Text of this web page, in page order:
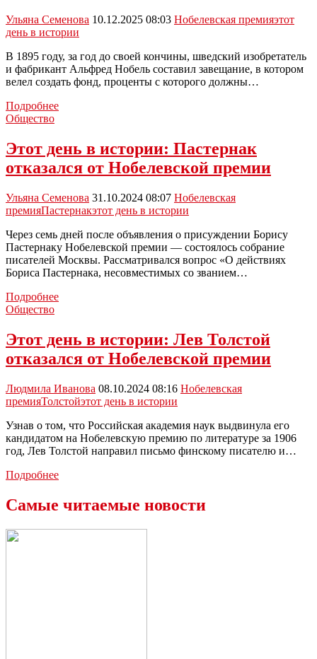
Ульяна Семенова 10.12.2025 08:03 Нобелевская премияэтот
день в истории
В 1895 году, за год до своей кончины, шведский изобретатель
и фабрикант Альфред Нобель составил завещание, в котором
велел создать фонд, проценты с которого должны…
ПодробнееЭтот
Первая
церемония
Нобелевских
премий
Общество
Этот день в истории: Пастернак
отказался от Нобелевской премии
Ульяна Семенова 31.10.2024 08:07 Нобелевская
премияПастернакэтот день в истории
Через семь дней после объявления о присуждении Борису
Пастернаку Нобелевской премии — состоялось собрание
писателей Москвы. Рассматривался вопрос «О действиях
Бориса Пастернака, несовместимых со званием…
ПодробнееЭтот
Пастернак
отказался
Нобелевской
премии
Общество
Этот день в истории: Лев Толстой
отказался от Нобелевской премии
Людмила Иванова 08.10.2024 08:16 Нобелевская
премияТолстойэтот день в истории
Узнав о том, что Российская академия наук выдвинула его
кандидатом на Нобелевскую премию по литературе за 1906
год, Лев Толстой направил письмо финскому писателю и…
ПодробнееЭтот
истории:
Самые читаемые новости